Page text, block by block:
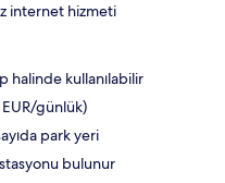
internet hizmeti
halinde kullanılabilir
günlük)
park yeri
bulunur